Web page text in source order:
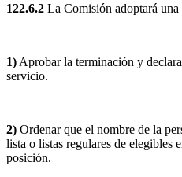
122.6.2 La Comisión adoptará una
1) Aprobar la terminación y
servicio.
2) Ordenar que el nombre de la
lista o listas regulares de elegibles
posición.